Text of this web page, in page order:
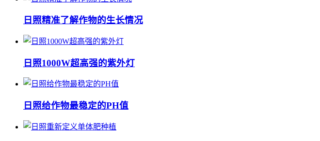
日照精准了解作物的生长情况
日照1000W超高强的紫外灯
日照给作物最稳定的PH值